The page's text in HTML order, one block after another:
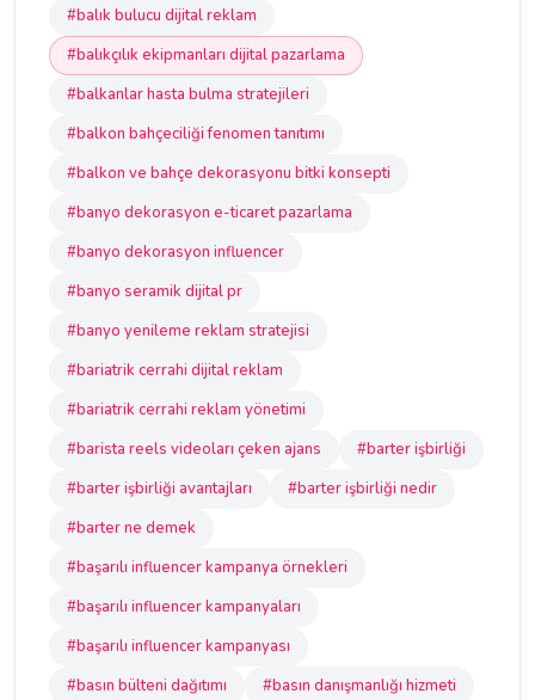
#balık bulucu dijital reklam
#balıkçılık ekipmanları dijital pazarlama
#balkanlar hasta bulma stratejileri
#balkon bahçeciliği fenomen tanıtımı
#balkon ve bahçe dekorasyonu bitki konsepti
#banyo dekorasyon e-ticaret pazarlama
#banyo dekorasyon influencer
#banyo seramik dijital pr
#banyo yenileme reklam stratejisi
#bariatrik cerrahi dijital reklam
#bariatrik cerrahi reklam yönetimi
#barista reels videoları çeken ajans
#barter işbirliği
#barter işbirliği avantajları
#barter işbirliği nedir
#barter ne demek
#başarılı influencer kampanya örnekleri
#başarılı influencer kampanyaları
#başarılı influencer kampanyası
#basın bülteni dağıtımı
#basın danışmanlığı hizmeti